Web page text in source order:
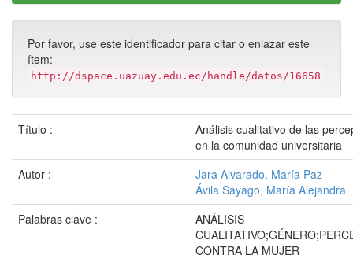
Por favor, use este identificador para citar o enlazar este
ítem:
http://dspace.uazuay.edu.ec/handle/datos/16658
Título :
Análisis cualitativo de las
en la comunidad universitaria
Autor :
Jara Alvarado, María Paz
Ávila Sayago, María Alejandra
Palabras clave :
ANÁLISIS
CONTRA LA MUJER